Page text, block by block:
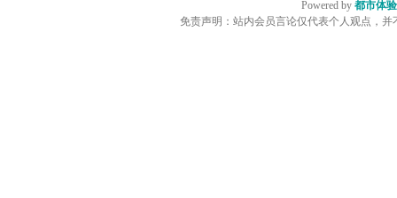
Powered by 都市体
免责声明：站内会员言论仅代表个人观点，